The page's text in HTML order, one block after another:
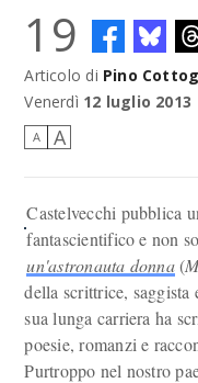
19
Articolo di Pino
Venerdì 12 luglio 2013
A A
Castelvecchi pubblica
fantascientifico e non
un'astronauta donna(
della scrittrice, saggista
sua lunga carriera ha
poesie, romanzi e
Purtroppo nel nostro